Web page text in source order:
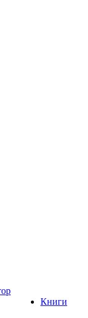
Книги